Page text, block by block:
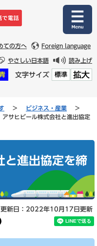
ての方へ Foreign language
やさしい日本語 読み上げ
文字サイズ 標準 拡大
> ビジネス・産業
>
アサヒビール株式会社と進出協定
と進出協定を締
更新日：2022年10月17日更新